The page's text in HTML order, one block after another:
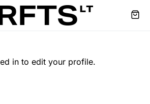
in to edit your profile.